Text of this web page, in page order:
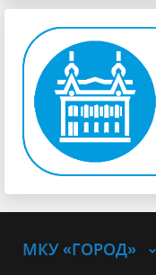
МКУ «ГОРОД»